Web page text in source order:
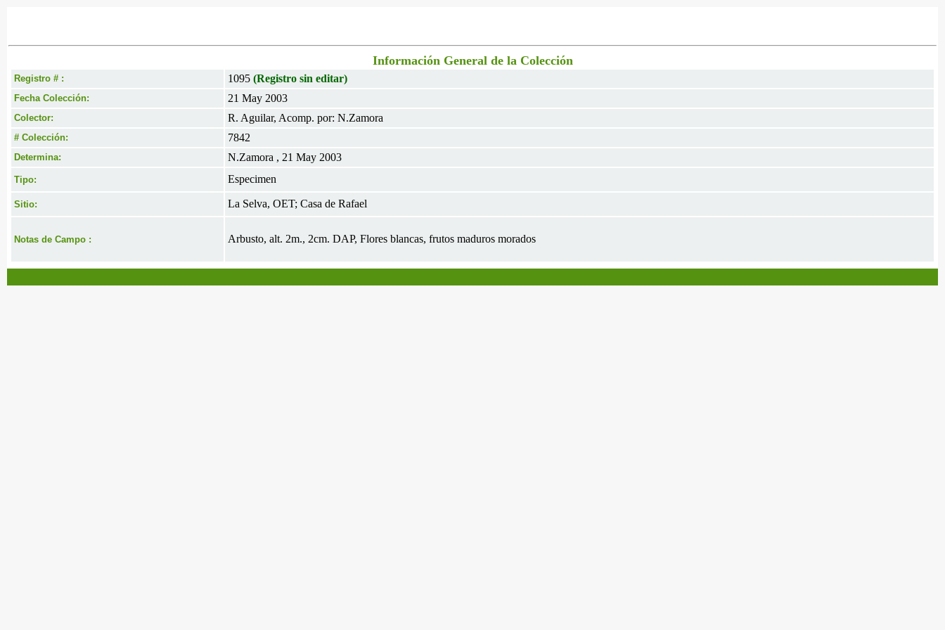
Información General de la Colección
Registro # : 1095 (Registro sin editar)
Fecha Colección: 21 May 2003
Colector: R. Aguilar, Acomp. por: N.Zamora
# Colección: 7842
Determina: N.Zamora , 21 May 2003
Tipo: Especimen
Sitio: La Selva, OET; Casa de Rafael
Notas de Campo : Arbusto, alt. 2m., 2cm. DAP, Flores blancas, frutos maduros morados